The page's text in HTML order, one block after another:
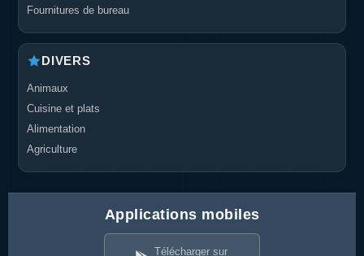
Fournitures de bureau
DIVERS
Animaux
Cuisine et plats
Alimentation
Agriculture
Applications mobiles
Télécharger sur